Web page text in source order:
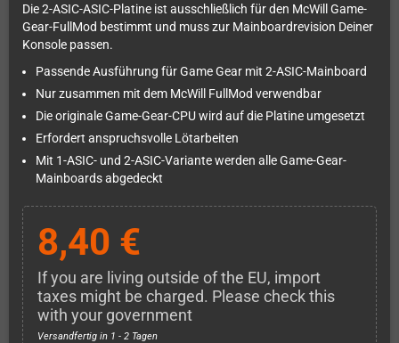
Die 2-ASIC-ASIC-Platine ist ausschließlich für den McWill Game-
Gear-FullMod bestimmt und muss zur Mainboardrevision Deiner
Konsole passen.
Passende Ausführung für Game Gear mit 2-ASIC-Mainboard
Nur zusammen mit dem McWill FullMod verwendbar
Die originale Game-Gear-CPU wird auf die Platine umgesetzt
Erfordert anspruchsvolle Lötarbeiten
Mit 1-ASIC- und 2-ASIC-Variante werden alle Game-Gear-
Mainboards abgedeckt
8,40 €
If you are living outside of the EU, import
taxes might be charged. Please check this
with your government
Versandfertig in 1 - 2 Tagen